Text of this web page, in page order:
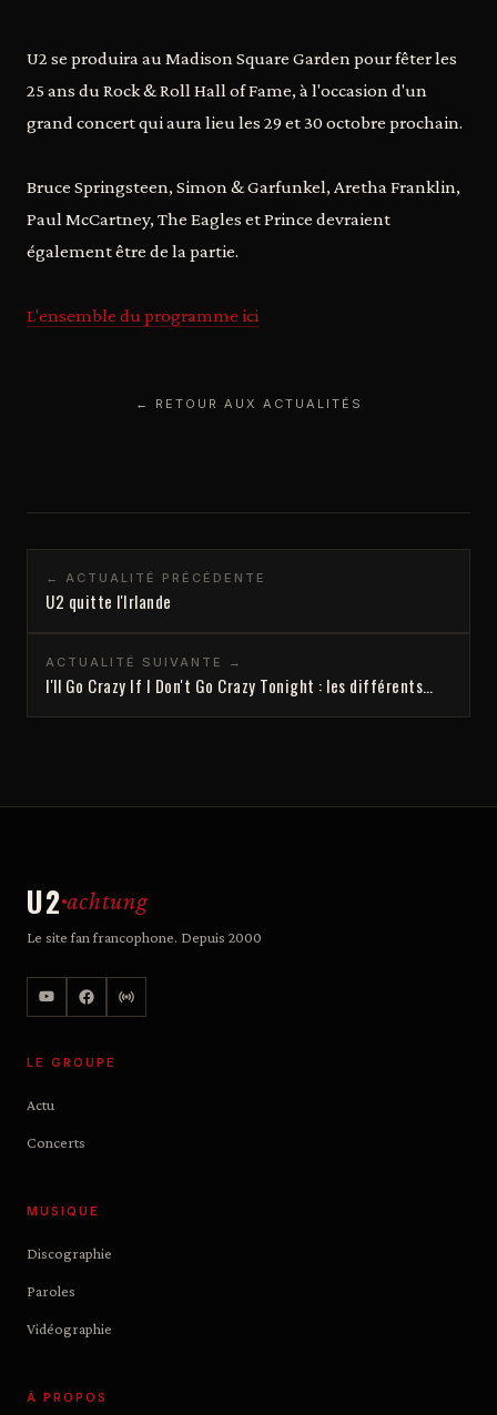
U2 se produira au Madison Square Garden pour fêter les
25 ans du Rock & Roll Hall of Fame, à l'occasion d'un
grand concert qui aura lieu les 29 et 30 octobre prochain.
Bruce Springsteen, Simon & Garfunkel, Aretha Franklin,
Paul McCartney, The Eagles et Prince devraient
également être de la partie.
L'ensemble du programme ici
← RETOUR AUX ACTUALITÉS
← ACTUALITÉ PRÉCÉDENTE
U2 quitte l'Irlande
ACTUALITÉ SUIVANTE →
I'll Go Crazy If I Don't Go Crazy Tonight : les différents…
U2 achtung
Le site fan francophone. Depuis 2000
LE GROUPE
Actu
Concerts
MUSIQUE
Discographie
Paroles
Vidéographie
À PROPOS